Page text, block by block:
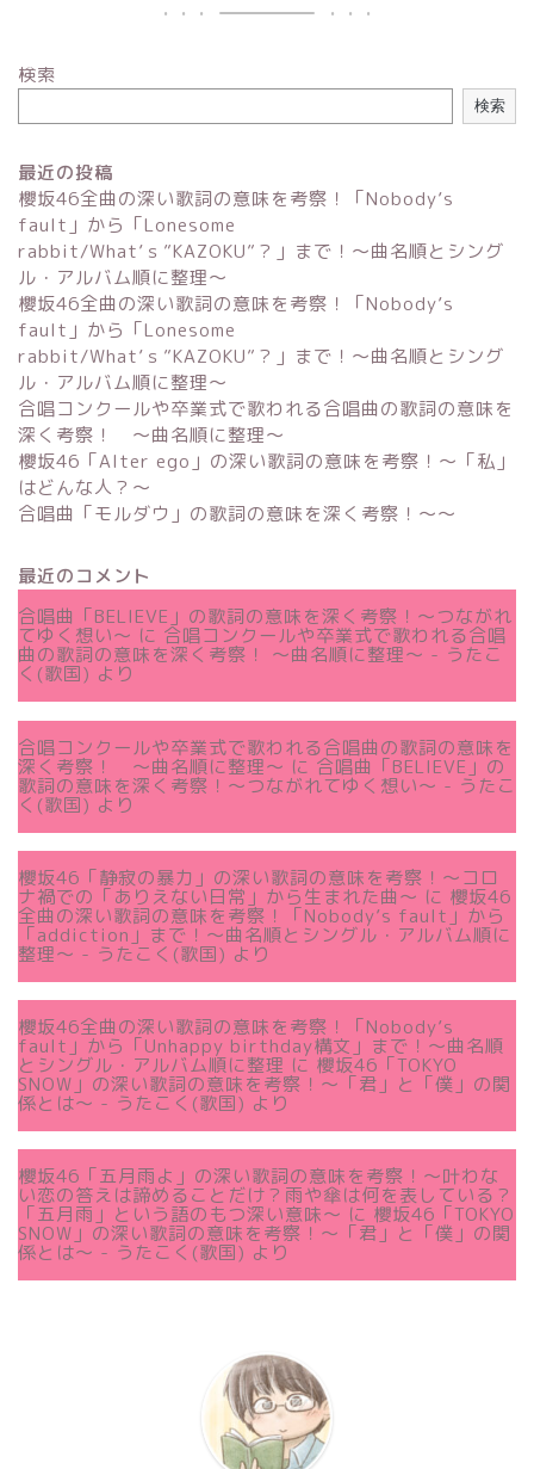
検索
検索
最近の投稿
櫻坂46全曲の深い歌詞の意味を考察！「Nobody’s
fault」から「Lonesome
rabbit/What’ｓ”KAZOKU”？」まで！〜曲名順とシング
ル・アルバム順に整理～
櫻坂46全曲の深い歌詞の意味を考察！「Nobody’s
fault」から「Lonesome
rabbit/What’ｓ”KAZOKU”？」まで！〜曲名順とシング
ル・アルバム順に整理～
合唱コンクールや卒業式で歌われる合唱曲の歌詞の意味を
深く考察！ 〜曲名順に整理〜
櫻坂46「Alter ego」の深い歌詞の意味を考察！〜「私」
はどんな人？～
合唱曲「モルダウ」の歌詞の意味を深く考察！〜〜
最近のコメント
合唱曲「BELIEVE」の歌詞の意味を深く考察！〜つながれ
てゆく想い〜 に 合唱コンクールや卒業式で歌われる合唱
曲の歌詞の意味を深く考察！ 〜曲名順に整理〜 - うたこ
く(歌国) より
合唱コンクールや卒業式で歌われる合唱曲の歌詞の意味を
深く考察！ 〜曲名順に整理〜 に 合唱曲「BELIEVE」の
歌詞の意味を深く考察！〜つながれてゆく想い〜 - うたこ
く(歌国) より
櫻坂46「静寂の暴力」の深い歌詞の意味を考察！〜コロ
ナ禍での「ありえない日常」から生まれた曲～ に 櫻坂46
全曲の深い歌詞の意味を考察！「Nobody’s fault」から
「addiction」まで！〜曲名順とシングル・アルバム順に
整理～ - うたこく(歌国) より
櫻坂46全曲の深い歌詞の意味を考察！「Nobody’s
fault」から「Unhappy birthday構文」まで！〜曲名順
とシングル・アルバム順に整理 に 櫻坂46「TOKYO
SNOW」の深い歌詞の意味を考察！〜「君」と「僕」の関
係とは～ - うたこく(歌国) より
櫻坂46「五月雨よ」の深い歌詞の意味を考察！〜叶わな
い恋の答えは諦めることだけ？雨や傘は何を表している？
「五月雨」という語のもつ深い意味～ に 櫻坂46「TOKYO
SNOW」の深い歌詞の意味を考察！〜「君」と「僕」の関
係とは～ - うたこく(歌国) より